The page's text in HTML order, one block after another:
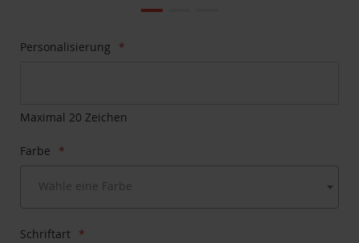
Zum
springen
Personalisierung
Maximal 20 Zeichen
Farbe
Wähle eine Farbe
Schriftart